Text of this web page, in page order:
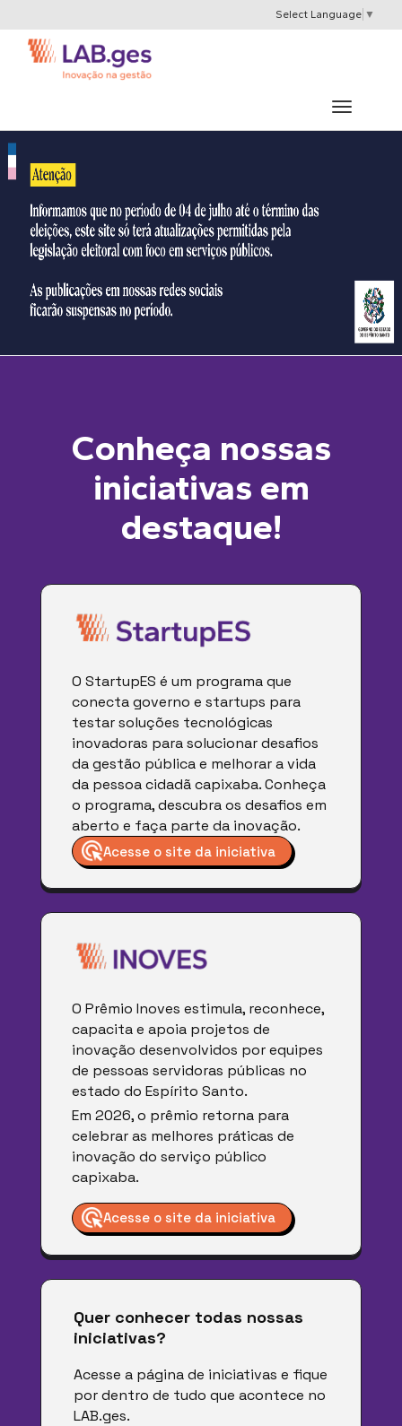
Select Language ▼
Conheça nossas
iniciativas em
destaque!
O StartupES é um programa que
conecta governo e startups para
testar soluções tecnológicas
inovadoras para solucionar desafios
da gestão pública e melhorar a vida
da pessoa cidadã capixaba. Conheça
o programa, descubra os desafios em
aberto e faça parte da inovação.
Acesse o site da iniciativa
O Prêmio Inoves estimula, reconhece,
capacita e apoia projetos de
inovação desenvolvidos por equipes
de pessoas servidoras públicas no
estado do Espírito Santo.
Em 2026, o prêmio retorna para
celebrar as melhores práticas de
inovação do serviço público
capixaba.
Acesse o site da iniciativa
Quer conhecer todas nossas
iniciativas?
Acesse a página de iniciativas e fique
por dentro de tudo que acontece no
LAB.ges.